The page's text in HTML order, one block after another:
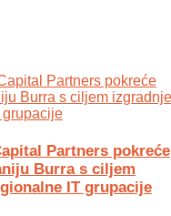
Partners pokreće
Burra s ciljem
IT grupacije